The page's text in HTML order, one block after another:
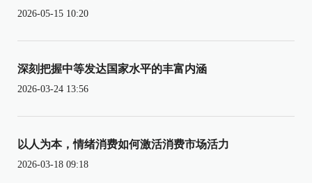
2026-05-15 10:20
深刻把握中等发达国家水平的丰富内涵
2026-03-24 13:56
以人为本，情绪消费如何激活消费市场活力
2026-03-18 09:18